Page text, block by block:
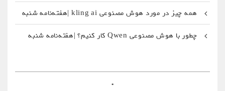
همه چیز در مورد هوش مصنوعی kling ai |هفته‌نامه شنبه
چطور با هوش مصنوعی Qwen کار کنیم؟ |هفته‌نامه شنبه
.